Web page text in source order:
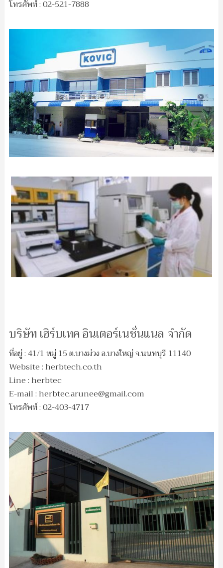
โทรศัพท์ : 02-521-7888
บริษัท เฮิร์บเทค อินเตอร์เนชั่นแนล จำกัด
ที่อยู่ : 41/1 หมู่ 15 ต.บางม่วง อ.บางใหญ่ จ.นนทบุรี 11140
Website : herbtech.co.th
Line : herbtec
E-mail :herbtec.arunee@gmail.com
โทรศัพท์ : 02-403-4717